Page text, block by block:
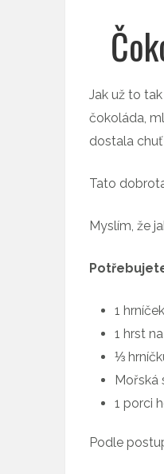
Jak už to
čokoláda,
dostala
Tato
Myslím, že
1
1 hrst
⅓
Mořská
1 porci
Podle